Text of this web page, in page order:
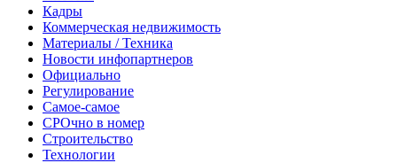
Кадры
Коммерческая недвижимость
Материалы / Техника
Новости инфопартнеров
Официально
Регулирование
Самое-самое
СРОчно в номер
Строительство
Технологии